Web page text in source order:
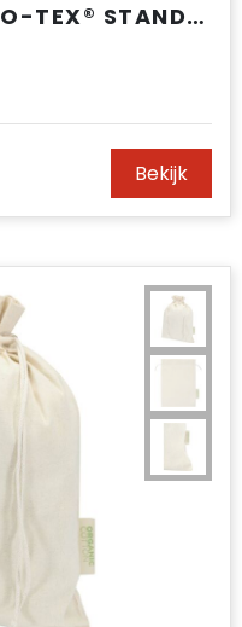
RUGZAK KATOEN OEKO-TEX® STANDARD 100 140G/M² 35X45CM
Bekijk